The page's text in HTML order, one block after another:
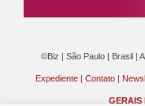
©Biz | São Paulo | Brasil |
Expediente | Contato |
GERAIS